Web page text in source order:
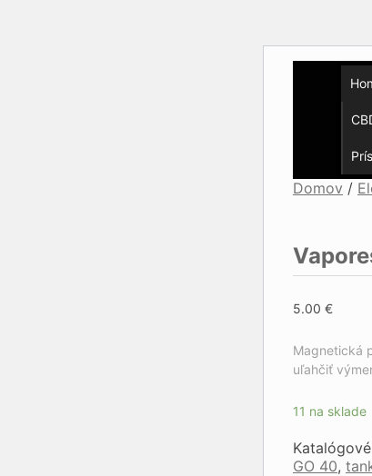
Domov /
5.00 €
Magnetická
uľahčiť
11 na sklade
GO 40,